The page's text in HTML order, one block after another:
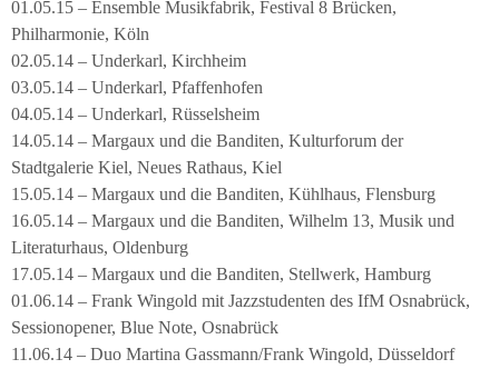
01.05.15 – Ensemble Musikfabrik, Festival 8 Brücken,
Philharmonie, Köln
02.05.14 – Underkarl, Kirchheim
03.05.14 – Underkarl, Pfaffenhofen
04.05.14 – Underkarl, Rüsselsheim
14.05.14 – Margaux und die Banditen, Kulturforum der
Stadtgalerie Kiel, Neues Rathaus, Kiel
15.05.14 – Margaux und die Banditen, Kühlhaus, Flensburg
16.05.14 – Margaux und die Banditen, Wilhelm 13, Musik und
Literaturhaus, Oldenburg
17.05.14 – Margaux und die Banditen, Stellwerk, Hamburg
01.06.14 – Frank Wingold mit Jazzstudenten des IfM Osnabrück,
Sessionopener, Blue Note, Osnabrück
11.06.14 – Duo Martina Gassmann/Frank Wingold, Düsseldorf